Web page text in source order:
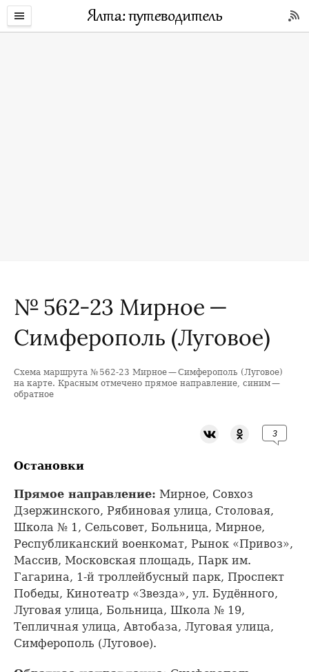
№ 562-23 Мирное —
Симферополь (Луговое)
+
Схема маршрута № 562-23 Мирное — Симферополь (Луговое)
на карте. Красным отмечено прямое направление, синим —
обратное
3
Остановки
Прямое направление: Мирное, Совхоз
Дзержинского, Рябиновая улица, Столовая,
Школа № 1, Сельсовет, Больница, Мирное,
Республиканский военкомат, Рынок «Привоз»,
Массив, Московская площадь, Парк им.
Гагарина, 1-й троллейбусный парк, Проспект
Победы, Кинотеатр «Звезда», ул. Будённого,
Луговая улица, Больница, Школа № 19,
Тепличная улица, Автобаза, Луговая улица,
Симферополь (Луговое).